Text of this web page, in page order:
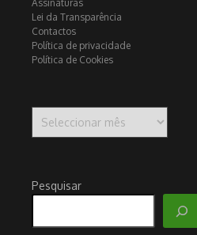
Assinaturas
Lei da Transparência
Contactos
Política de privacidade
Política de Cookies
Pesquisar